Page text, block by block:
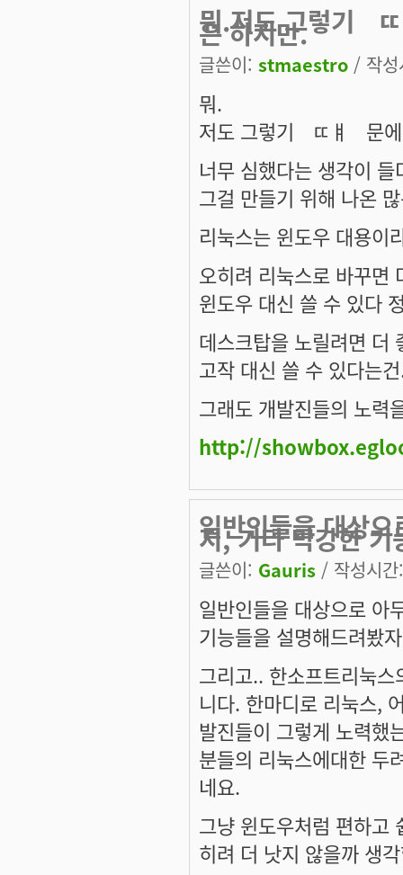
뭐.저도 그렇기ㅤ
은 하지만.
글쓴이: stmaestro / 작
뭐.
저도 그렇기ㅤㄸㅒㅤ문
너무 심했다는 생각이 들
그걸 만들기 위해 나온
리눅스는 윈도우 대용이
오히려 리눅스로 바꾸면
윈도우 대신 쓸 수 있다
데스크탑을 노릴려면 더
고작 대신 쓸 수 있다는
그래도 개발진들의 노력
http://
일반인들을 대상
지, 기타 막강한 기
글쓴이: Gauris / 작성시
일반인들을 대상으로 아
기능들을 설명해드려봤
그리고.. 한소프트리눅
니다. 한마디로 리눅스,
발진들이 그렇게 노력했
분들의 리눅스에대한 두
네요.
그냥 윈도우처럼 편하고
히려 더 낫지 않을까 생